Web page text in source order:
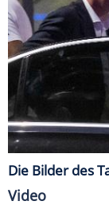
Die Bilder des
Video